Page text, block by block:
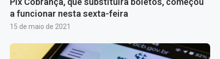
a funcionar nesta sexta-feira
15 de maio de 2021